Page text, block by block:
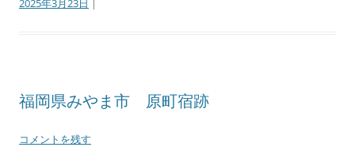
2025年3月23日 |
福岡県みやま市 原町宿跡
コメントを残す